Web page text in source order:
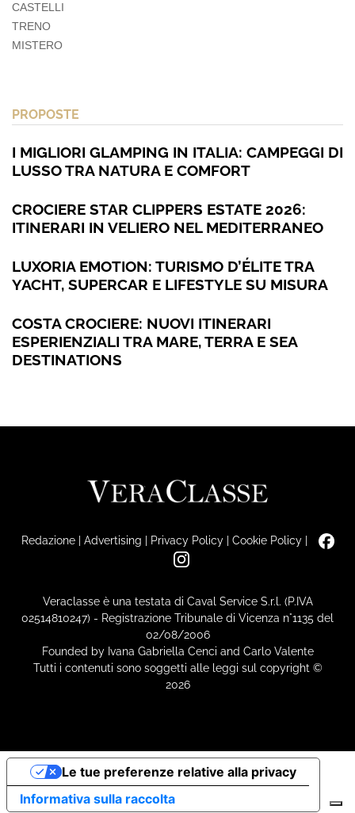
CASTELLI
TRENO
MISTERO
PROPOSTE
I MIGLIORI GLAMPING IN ITALIA: CAMPEGGI DI
LUSSO TRA NATURA E COMFORT
CROCIERE STAR CLIPPERS ESTATE 2026:
ITINERARI IN VELIERO NEL MEDITERRANEO
LUXORIA EMOTION: TURISMO D’ÉLITE TRA
YACHT, SUPERCAR E LIFESTYLE SU MISURA
COSTA CROCIERE: NUOVI ITINERARI
ESPERIENZIALI TRA MARE, TERRA E SEA
DESTINATIONS
Redazione| Advertising | Privacy Policy| Cookie Policy|
Veraclasse è una testata di Caval Service S.r.l. (P.IVA
02514810247) - Registrazione Tribunale di Vicenza n°1135 del
02/08/2006
Founded by Ivana Gabriella Cenci and Carlo Valente
Tutti i contenuti sono soggetti alle leggi sul copyright ©
2026
Informativa sulla raccolta
Le tue preferenze relative alla privacy